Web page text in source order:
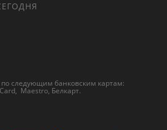
следующим банковским картам:
Maestro, Белкарт.